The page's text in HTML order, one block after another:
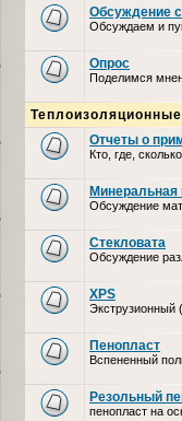
Обсуждение
Обсуждаем и
Опрос
Поделимся
Отчеты о
Кто, где,
Минеральная
Обсуждение
Стекловата
Обсуждение
XPS
Экструзионный
Пенопласт
Вспененный
Резольный
пенопласт на